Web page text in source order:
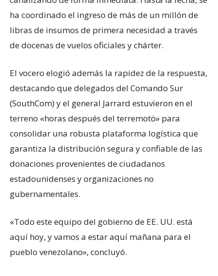
ha coordinado el ingreso de más de un millón de
libras de insumos de primera necesidad a través
de docenas de vuelos oficiales y chárter.
El vocero elogió además la rapidez de la respuesta,
destacando que delegados del Comando Sur
(SouthCom) y el general Jarrard estuvieron en el
terreno «horas después del terremotö» para
consolidar una robusta plataforma logística que
garantiza la distribución segura y confiable de las
donaciones provenientes de ciudadanos
estadounidenses y organizaciones no
gubernamentales.
«Todo este equipo del gobierno de EE. UU. está
aquí hoy, y vamos a estar aquí mañana para el
pueblo venezolano», concluyó.